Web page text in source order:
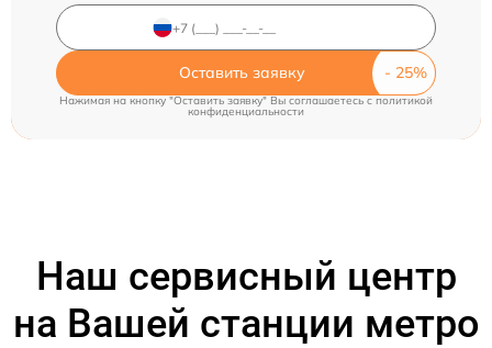
Оставить заявку
Нажимая на кнопку "Оставить заявку" Вы соглашаетесь cполитикой
конфиденциальности
Наш сервисный центр
на Вашей станции метро